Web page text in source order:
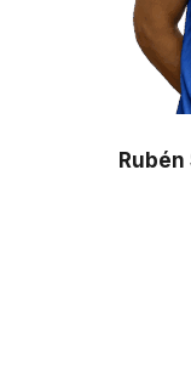
Rubén